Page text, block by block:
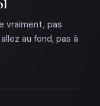
vraiment, pas
au fond, pas à